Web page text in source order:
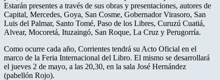
Estarán presentes a través de sus obras y presentaciones, autores de
Capital, Mercedes, Goya, San Cosme, Gobernador Virasoro, San
Luis del Palmar, Santo Tomé, Paso de los Libres, Curuzú Cuatiá,
Alvear, Mocoretá, Ituzaingó, San Roque, La Cruz y Perugorría.
Como ocurre cada año, Corrientes tendrá su Acto Oficial en el
marco de la Feria Internacional del Libro. El mismo se desarrollará
el jueves 2 de mayo, a las 20,30, en la sala José Hernández
(pabellón Rojo).